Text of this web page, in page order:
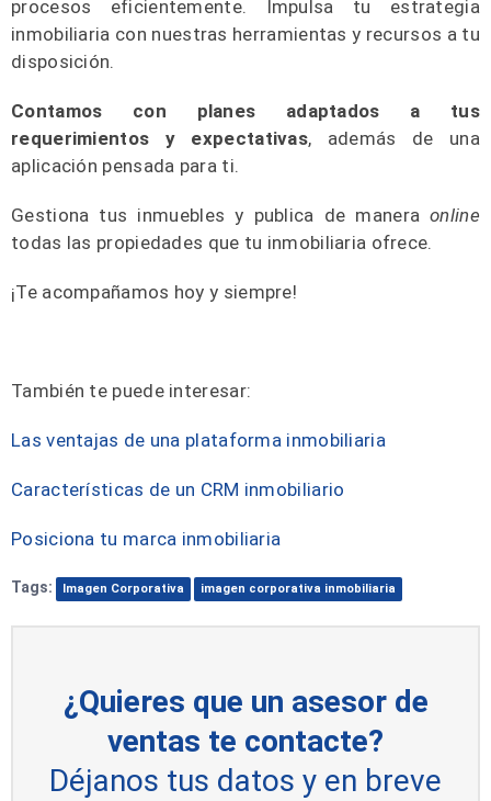
procesos eficientemente. Impulsa tu estrategia
inmobiliaria con nuestras herramientas y recursos a tu
disposición.
Contamos con planes adaptados a tus
requerimientos y expectativas, además de una
aplicación pensada para ti.
Gestiona tus inmuebles y publica de maneraonline
todas las propiedades que tu inmobiliaria ofrece.
¡Te acompañamos hoy y siempre!
También te puede interesar:
Las ventajas de una plataforma inmobiliaria
Características de un CRM inmobiliario
Posiciona tu marca inmobiliaria
Tags: Imagen Corporativa imagen corporativa inmobiliaria
¿Quieres que un asesor de
ventas te contacte?
Déjanos tus datos y en breve